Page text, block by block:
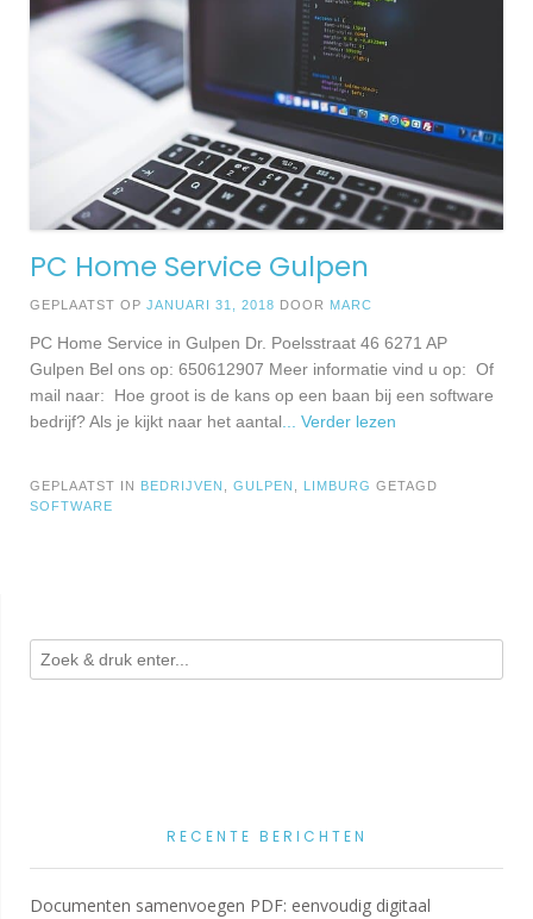
PC Home Service Gulpen
GEPLAATST OP JANUARI 31, 2018 DOOR MARC
PC Home Service in Gulpen Dr. Poelsstraat 46 6271 AP
Gulpen Bel ons op: 650612907 Meer informatie vind u op: Of
mail naar: Hoe groot is de kans op een baan bij een software
bedrijf? Als je kijkt naar het aantal... Verder lezen
GEPLAATST IN BEDRIJVEN GULPEN LIMBURG GETAGD
SOFTWARE
RECENTE BERICHTEN
Documenten samenvoegen PDF: eenvoudig digitaal